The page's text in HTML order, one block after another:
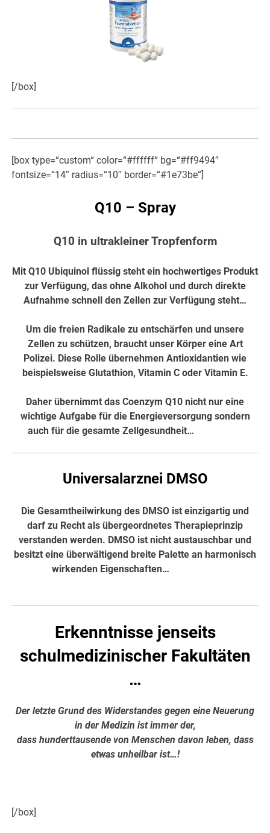
[/box]
[box type=“custom“ color=“#ffffff“ bg=“#ff9494″
fontsize=“14″ radius=“10″ border=“#1e73be“]
Q10 – Spray
Q10 in ultrakleiner Tropfenform
Mit Q10 Ubiquinol flüssig steht ein hochwertiges Produkt
zur Verfügung, das ohne Alkohol und durch direkte
Aufnahme schnell den Zellen zur Verfügung steht…
Um die freien Radikale zu entschärfen und unsere
Zellen zu schützen, braucht unser Körper eine Art
Polizei. Diese Rolle übernehmen Antioxidantien wie
beispielsweise Glutathion, Vitamin C oder Vitamin E.
Daher übernimmt das Coenzym Q10 nicht nur eine
wichtige Aufgabe für die Energieversorgung sondern
auch für die gesamte Zellgesundheit…
Universalarznei DMSO
Die Gesamtheilwirkung des DMSO ist einzigartig und
darf zu Recht als übergeordnetes Therapieprinzip
verstanden werden. DMSO ist nicht austauschbar und
besitzt eine überwältigend breite Palette an harmonisch
wirkenden Eigenschaften…
Erkenntnisse jenseits
schulmedizinischer Fakultäten
…
Der letzte Grund des Widerstandes gegen eine Neuerung
in der Medizin ist immer der,
dass hunderttausende von Menschen davon leben, dass
etwas unheilbar ist…!
[/box]